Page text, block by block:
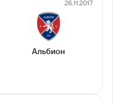
26.11.2017
Альбион